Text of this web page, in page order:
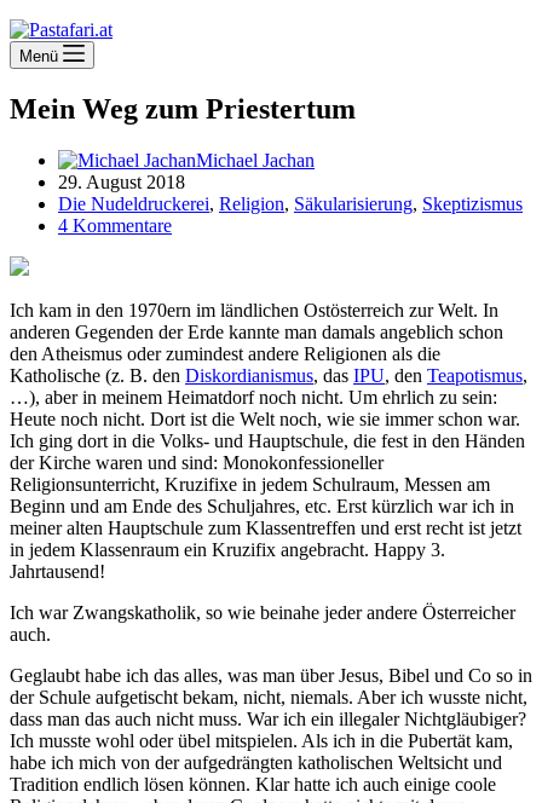
Menü
Mein Weg zum Priestertum
Michael Jachan
29. August 2018
Die Nudeldruckerei, Religion, Säkularisierung, Skeptizismus
4 Kommentare
Ich kam in den 1970ern im ländlichen Ostösterreich zur Welt. In
anderen Gegenden der Erde kannte man damals angeblich schon
den Atheismus oder zumindest andere Religionen als die
Katholische (z. B. den Diskordianismus, das IPU, den Teapotismus,
…), aber in meinem Heimatdorf noch nicht. Um ehrlich zu sein:
Heute noch nicht. Dort ist die Welt noch, wie sie immer schon war.
Ich ging dort in die Volks- und Hauptschule, die fest in den Händen
der Kirche waren und sind: Monokonfessioneller
Religionsunterricht, Kruzifixe in jedem Schulraum, Messen am
Beginn und am Ende des Schuljahres, etc. Erst kürzlich war ich in
meiner alten Hauptschule zum Klassentreffen und erst recht ist jetzt
in jedem Klassenraum ein Kruzifix angebracht. Happy 3.
Jahrtausend!
Ich war Zwangskatholik, so wie beinahe jeder andere Österreicher
auch.
Geglaubt habe ich das alles, was man über Jesus, Bibel und Co so in
der Schule aufgetischt bekam, nicht, niemals. Aber ich wusste nicht,
dass man das auch nicht muss. War ich ein illegaler Nichtgläubiger?
Ich musste wohl oder übel mitspielen. Als ich in die Pubertät kam,
habe ich mich von der aufgedrängten katholischen Weltsicht und
Tradition endlich lösen können. Klar hatte ich auch einige coole